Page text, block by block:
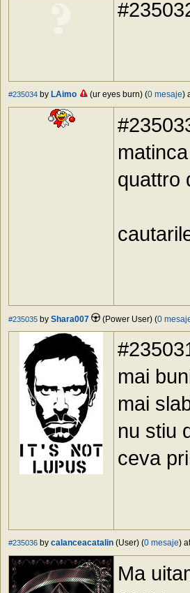
#235034 by LAimo (ur eyes burn) (0 mesaje)
quattro
#235035 by Shara007 (Power User) (0
mai
mai
nu stiu
ceva
#235036 by calanceacatalin (User) (0 mesaje)
Ma